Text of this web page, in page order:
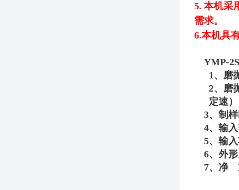
5. 本机采
需求。
6.本机具
YMP-
1、
磨
2、磨
定速）
3、制样
4、输入
5、输入
6、外形
7、净